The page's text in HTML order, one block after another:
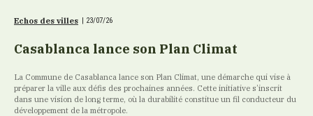
Echos des villes | 23/07/26
Casablanca lance son Plan Climat
La Commune de Casablanca lance son Plan Climat, une démarche qui vise à
préparer la ville aux défis des prochaines années. Cette initiative s’inscrit
dans une vision de long terme, où la durabilité constitue un fil conducteur du
développement de la métropole.